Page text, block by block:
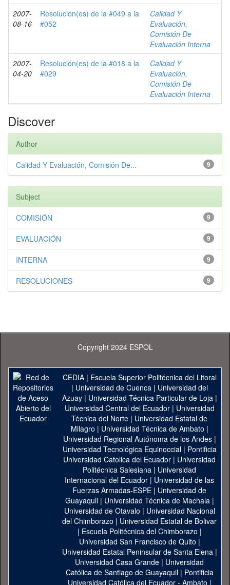
2007-
08-16
Resolución(es) de la #049 a la
#052
Calidad Y
Evaluación,
Comisión De
Evaluación Interna
2007-
04-20
Resolución(es) de la #018 a la
#029
Calidad Y
Evaluación,
Comisión De
Evaluación Interna
Discover
Author
9
Calidad Y Evaluación, Comisión De...
Subject
9
COMISIÓN
9
EVALUACIÓN
9
INTERNA
9
RESOLUCIONES
Copyright 2024 ESPOL
CEDIA| Escuela Superior Politécnica del Litoral
| Universidad de Cuenca| Universidad del
Azuay| Universidad Técnica Particular de Loja|
Universidad Central del Ecuador| Universidad
Técnica del Norte | Universidad Estatal de
Milagro | Universidad Técnica de Ambato |
Universidad Regional Autónoma de los Andes|
Universidad Tecnológica Equinoccial| Pontificia
Universidad Catolica del Ecuador | Universidad
Politécnica Salesiana | Universidad
Internacional del Ecuador | Universidad de las
Fuerzas Armadas-ESPE | Universidad de
Guayaquil| Universidad Técnica de Machala|
Universidad de Otavalo | Universidad Nacional
del Chimborazo | Universidad Estatal de Bolivar
| Escuela Politécnica del Chimborazo |
Universidad San Francisco de Quito |
Universidad Estatal Peninsular de Santa Elena|
Universidad Casa Grande | Universidad
Católica de Santiago de Guayaquil| Pontificia
Universidad Católica del Ecuador - Ambato |